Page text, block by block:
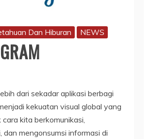
Dan Hiburan NEWS
dari sekadar aplikasi berbagi
kekuatan visual global yang
kita berkomunikasi,
dan mengonsumsi informasi di